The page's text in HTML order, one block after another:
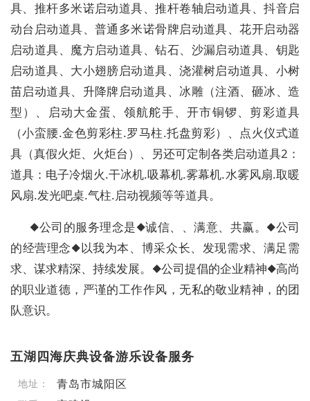
具、推杆多米诺启动道具、推杆卷轴启动道具、抖音启
动台启动道具、普通多米诺骨牌启动道具、花开启动器
启动道具、魔方启动道具、钻石、沙漏启动道具、钥匙
启动道具、大小翅膀启动道具、浇灌树启动道具、小树
苗启动道具、升降牌启动道具、冰雕（注酒、砸冰、造
型）、启动大金蛋、领航舵手、开市铜锣、剪彩道具
（小蛮腰.金色剪彩柱.罗马柱.托盘剪彩）、点火仪式道
具（真假火炬、火炬台）、另还可定制各类启动道具2：
道具：电子冷烟火.干冰机.吸幕机.雾幕机.水雾风扇.取暖
风扇.发光吧桌.气柱.启动视频等等道具。
◆公司的服务理念是◆诚信、、满意、共赢。◆公司
的经营理念◆以我为本、博采众长、发现需求、满足需
求、谋求精深、持续发展。◆公司提倡的企业精神◆高尚
的职业道德，严谨的工作作风，无私的敬业精神，的团
队意识。
五湖四海庆典设备游乐设备服务
地址： 青岛市城阳区